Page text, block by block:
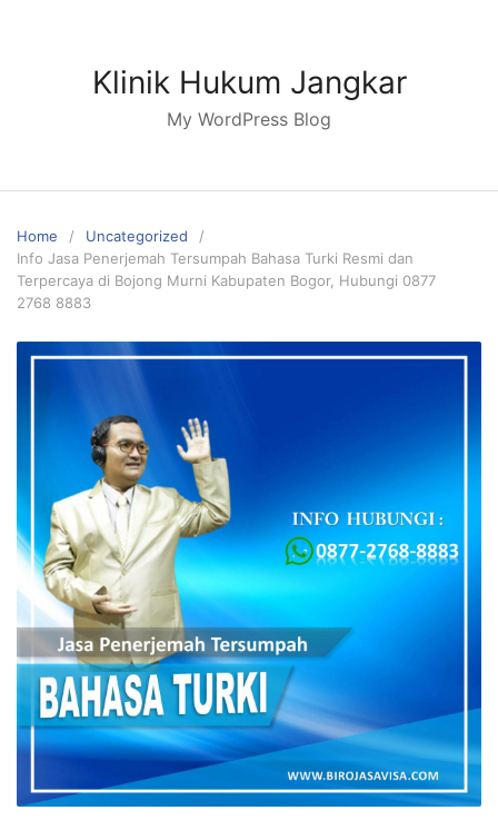
Klinik Hukum Jangkar
My WordPress Blog
Home
Uncategorized
Info Jasa Penerjemah Tersumpah Bahasa Turki Resmi dan
Terpercaya di Bojong Murni Kabupaten Bogor, Hubungi 0877
2768 8883